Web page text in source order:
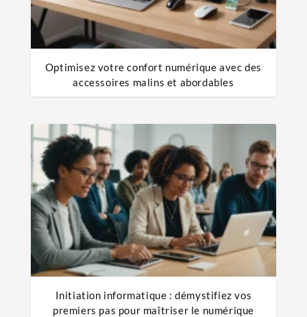
Optimisez votre confort numérique avec des
accessoires malins et abordables
Initiation informatique : démystifiez vos
premiers pas pour maîtriser le numérique